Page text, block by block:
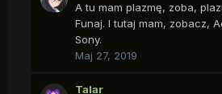
A tu mam plazmę, zoba,
Funaj. I tutaj mam, zobacz,
Sony.
Maj 27, 2019
Talar